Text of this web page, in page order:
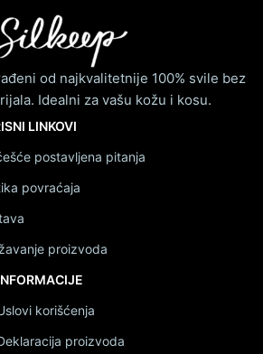
od najkvalitetnije 100% svile bez
Idealni za vašu kožu i kosu.
LINKOVI
postavljena pitanja
povraćaja
proizvoda
korišćenja
proizvoda